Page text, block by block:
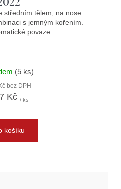
středním tělem, na nose
s jemným kořením.
povaze...
(5 ks)
bez DPH
Kč / ks
košíku